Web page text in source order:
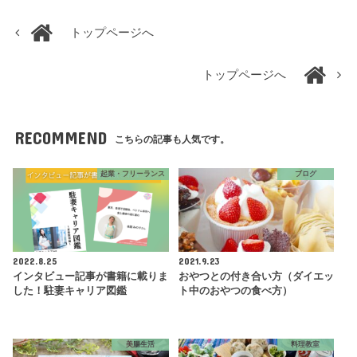
トップページへ
トップページへ
RECOMMEND こちらの記事も人気です。
起業・フリーランス
2022.8.25
インタビュー記事が書籍に載りま
した！駐妻キャリア図鑑
ブログ
2021.9.23
おやつとの付き合い方（ダイエッ
ト中のおやつの食べ方）
美腸生活 料理教室